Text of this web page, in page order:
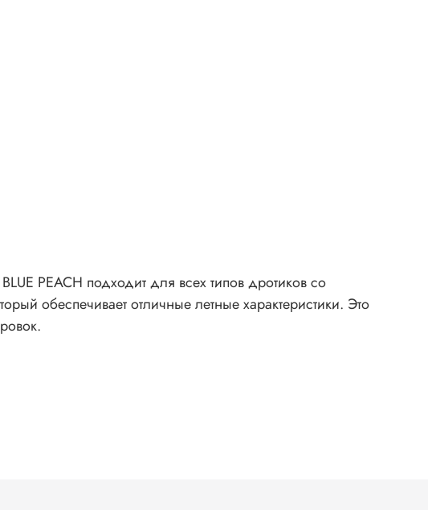
PEACH подходит для всех типов дротиков со
обеспечивает отличные летные характеристики. Это